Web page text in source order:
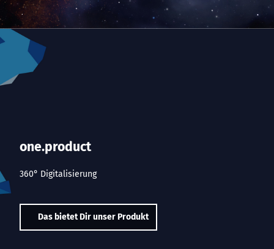
one.product
360° Digitalisierung
Das bietet Dir unser Produkt